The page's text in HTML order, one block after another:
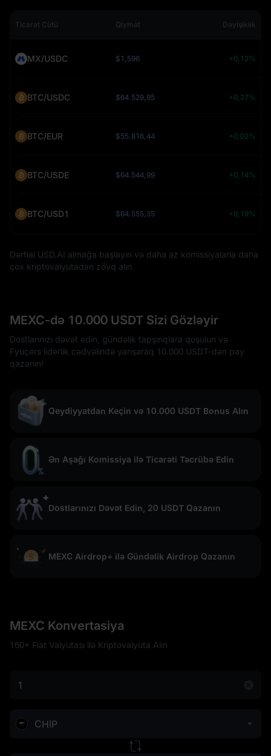
Ticarət Cütü Qiymət Dəyişiklik
MX/USDC $1,596 +0,12%
BTC/USDC $64.529,95 +0,27%
BTC/EUR $55.816,44 +0,02%
BTC/USDE $64.544,99 +0,14%
BTC/USD1 $64.555,35 +0,19%
Dərhal USD.AI almağa başlayın və daha az komissiyalarla daha
çox kriptovalyutadan zövq alın.
MEXC-də 10.000 USDT Sizi Gözləyir
Dostlarınızı dəvət edin, gündəlik tapşırıqlara qoşulun və
Fyuçers liderlik cədvəlində yarışaraq 10.000 USDT-dən pay
qazanın!
Qeydiyyatdan Keçin və 10.000 USDT Bonus Alın
Ən Aşağı Komissiya ilə Ticarəti Təcrübə Edin
Dostlarınızı Dəvət Edin, 20 USDT Qazanın
MEXC Airdrop+ ilə Gündəlik Airdrop Qazanın
MEXC Konvertasiya
160+ Fiat Valyutası ilə Kriptovalyuta Alın
CHIP